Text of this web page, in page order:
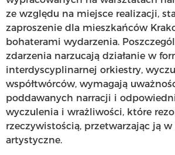
ze względu na miejsce realizacji,
zaproszenie dla mieszkańców
bohaterami wydarzenia.
zdarzenia narzucają działanie w
interdyscyplinarnej orkiestry,
współtwórców, wymagają
poddawanych narracji i
wyczulenia i wrażliwości, które
rzeczywistością, przetwarzając ją w
artystyczne.